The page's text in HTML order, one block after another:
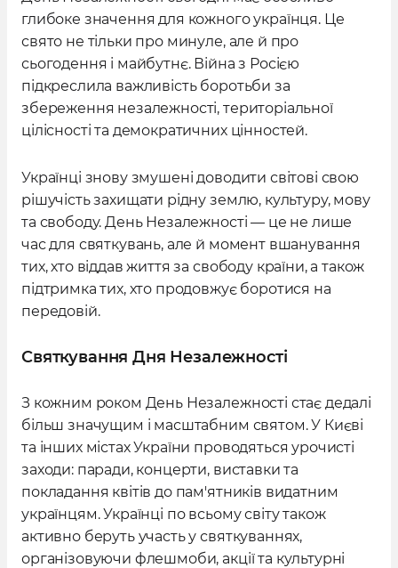
глибоке значення для кожного українця. Це
свято не тільки про минуле, але й про
сьогодення і майбутнє. Війна з Росією
підкреслила важливість боротьби за
збереження незалежності, територіальної
цілісності та демократичних цінностей.
Українці знову змушені доводити світові свою
рішучість захищати рідну землю, культуру, мову
та свободу. День Незалежності — це не лише
час для святкувань, але й момент вшанування
тих, хто віддав життя за свободу країни, а також
підтримка тих, хто продовжує боротися на
передовій.
Святкування Дня Незалежності
З кожним роком День Незалежності стає дедалі
більш значущим і масштабним святом. У Києві
та інших містах України проводяться урочисті
заходи: паради, концерти, виставки та
покладання квітів до пам'ятників видатним
українцям. Українці по всьому світу також
активно беруть участь у святкуваннях,
організовуючи флешмоби, акції та культурні